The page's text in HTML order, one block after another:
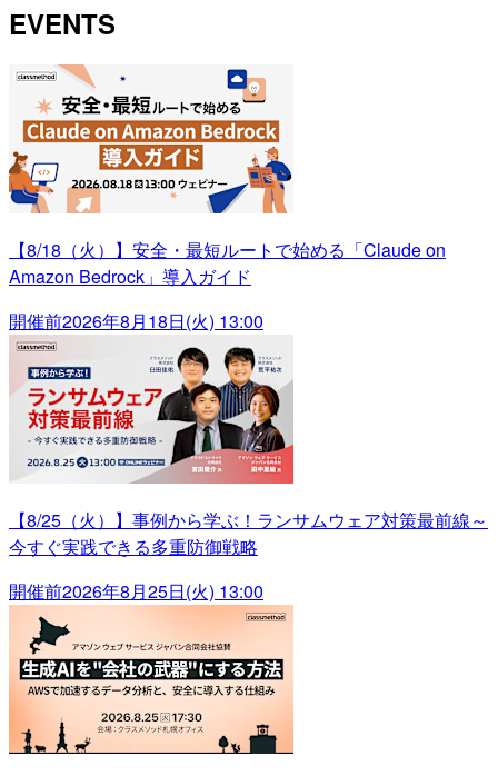
EVENTS
【8/18（火）】安全・最短ルートで始める「Claude on
Amazon Bedrock」導入ガイド
開催前2026年8月18日(火) 13:00
【8/25（火）】事例から学ぶ！ランサムウェア対策最前線～
今すぐ実践できる多重防御戦略
開催前2026年8月25日(火) 13:00